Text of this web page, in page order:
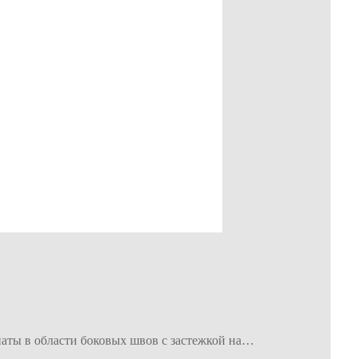
в области боковых швов с застежкой на…